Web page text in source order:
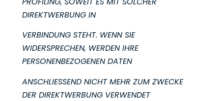
DIREKTWERBUNG IN
VERBINDUNG STEHT. WENN SIE
WIDERSPRECHEN, WERDEN IHRE
PERSONENBEZOGENEN DATEN
ANSCHLIESSEND NICHT MEHR ZUM ZWECKE
DER DIREKTWERBUNG VERWENDET